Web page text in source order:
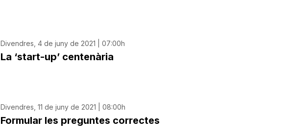
Divendres, 4 de juny de 2021 | 07:00h
La ‘start-up’ centenària
Divendres, 11 de juny de 2021 | 08:00h
Formular les preguntes correctes